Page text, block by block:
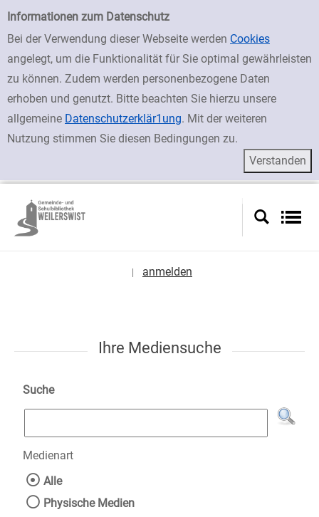
Einfache Suche
Informationen zum Datenschutz
Bei der Verwendung dieser Webseite werden Cookies
angelegt, um die Funktionalität für Sie optimal gewährleisten
zu können. Zudem werden personenbezogene Daten
erhoben und genutzt. Bitte beachten Sie hierzu unsere
allgemeine Datenschutzerklär1ung. Mit der weiteren
Nutzung stimmen Sie diesen Bedingungen zu.
zur Navigation springen
zum Inhalt springen
Zur Detailanzeige springen
anmelden
Ihre Mediensuche
Suche
Medienart
Wählen Sie die Medienart nach der Sie
Alle
Physische Medien